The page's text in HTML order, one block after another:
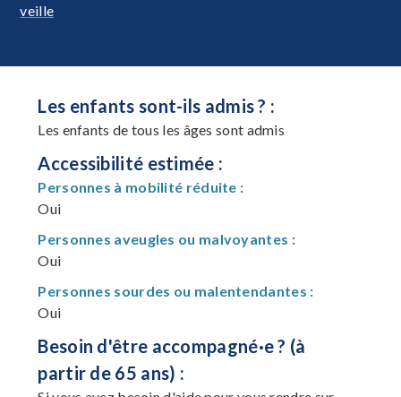
veille
Les enfants sont-ils admis ? :
Les enfants de tous les âges sont admis
Accessibilité estimée :
Personnes à mobilité réduite :
Oui
Personnes aveugles ou malvoyantes :
Oui
Personnes sourdes ou malentendantes :
Oui
Besoin d'être accompagné·e ? (à
partir de 65 ans) :